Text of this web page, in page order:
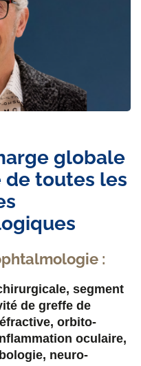
globale
toutes les
:
segment
de greffe de
orbito-
oculaire,
neuro-